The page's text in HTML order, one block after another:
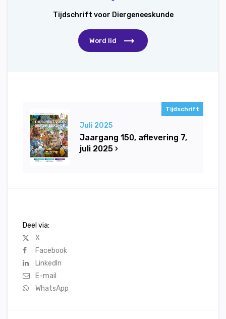
Tijdschrift voor Diergeneeskunde
Word lid
Tijdschrift
Juli 2025
Jaargang 150, aflevering 7,
juli 2025 ›
Deel via:
X
Facebook
LinkedIn
E-mail
WhatsApp